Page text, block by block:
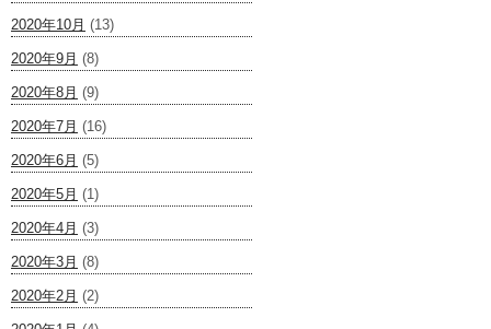
2020年10月 (13)
2020年9月 (8)
2020年8月 (9)
2020年7月 (16)
2020年6月 (5)
2020年5月 (1)
2020年4月 (3)
2020年3月 (8)
2020年2月 (2)